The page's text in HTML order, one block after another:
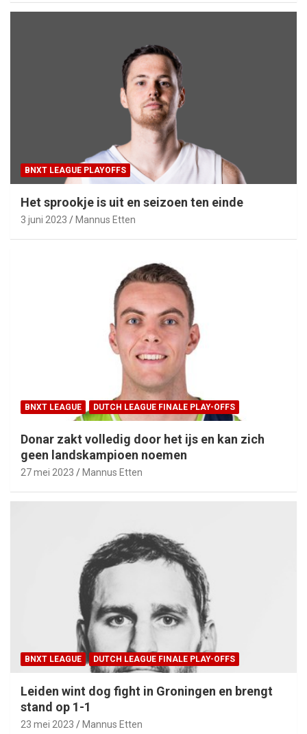
BNXT LEAGUE PLAYOFFS
Het sprookje is uit en seizoen ten einde
3 juni 2023 Mannus Etten
BNXT LEAGUE DUTCH LEAGUE FINALE PLAY-OFFS
Donar zakt volledig door het ijs en kan zich
geen landskampioen noemen
27 mei 2023 Mannus Etten
BNXT LEAGUE DUTCH LEAGUE FINALE PLAY-OFFS
Leiden wint dog fight in Groningen en brengt
stand op 1-1
23 mei 2023 Mannus Etten